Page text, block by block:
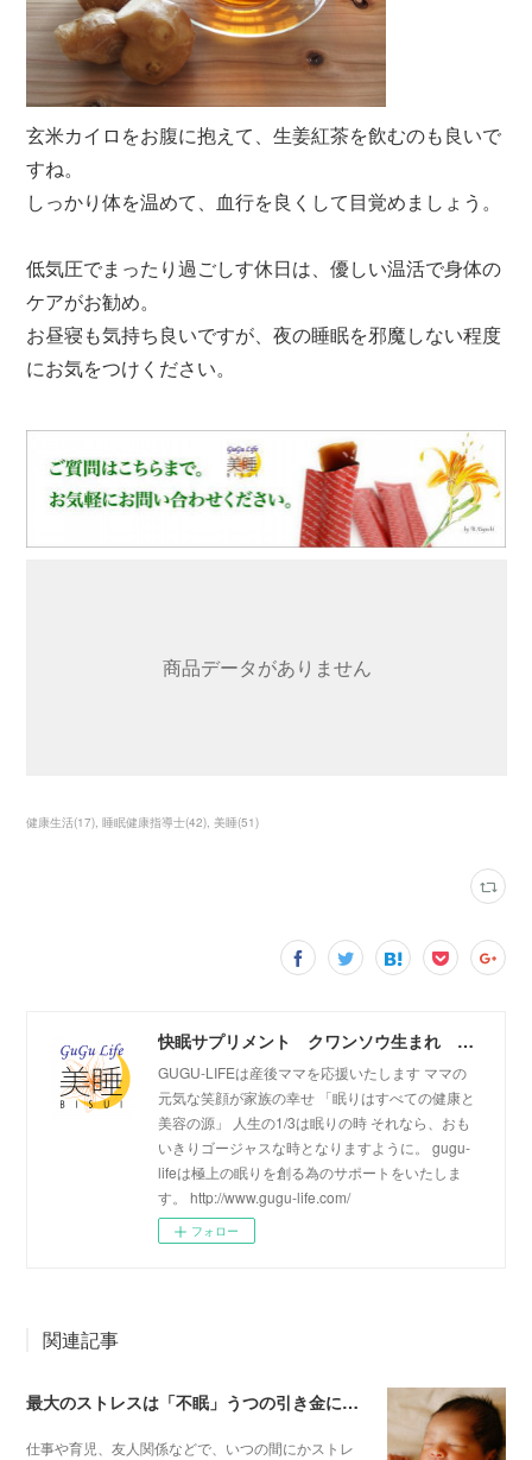
玄米カイロをお腹に抱えて、生姜紅茶を飲むのも良いで
すね。
しっかり体を温めて、血行を良くして目覚めましょう。
低気圧でまったり過ごしす休日は、優しい温活で身体の
ケアがお勧め。
お昼寝も気持ち良いですが、夜の睡眠を邪魔しない程度
にお気をつけください。
商品データがありません
健康生活(17) 睡眠健康指導士(42) 美睡(51)
快眠サプリメント クワンソウ生まれ 美睡（びすい）のご紹介
GUGU-LIFEは産後ママを応援いたします ママの
元気な笑顔が家族の幸せ 「眠りはすべての健康と
美容の源」 人生の1/3は眠りの時 それなら、おも
いきりゴージャスな時となりますように。 gugu-
lifeは極上の眠りを創る為のサポートをいたしま
す。 http://www.gugu-life.com/
フォロー
関連記事
最大のストレスは「不眠」うつの引き金にもなる「よく眠れない」ことの恐ろしさ 今こそ始めよう！『眠活（みんかつ）のススメ』
仕事や育児、友人関係などで、いつの間にかストレ